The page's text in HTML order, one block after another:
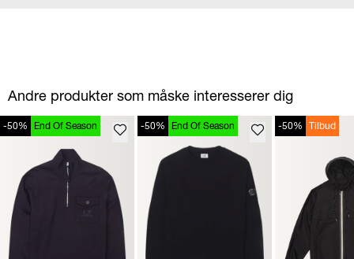
Andre produkter som måske interesserer dig
-50% End Of Season -50% End Of Season -50% Tilbud